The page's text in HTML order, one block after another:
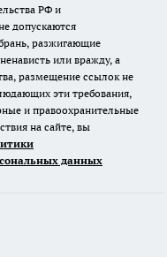
РФ и
допускаются
разжигающие
или вражду, а
размещение ссылок не
эти требования,
и правоохранительные
на сайте, вы
данных